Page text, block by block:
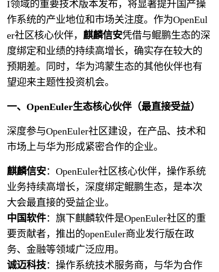
I领域的重要技术版本发布，将显著提升国产操
作系统的产业地位和市场关注度。作为OpenEul
er社区核心伙伴， 麒麟信安凭借与鲲鹏生态的深
度绑定和业绩的持续高增长，确实存在较大的
预期差。同时，华为鸿蒙生态的其他伙伴也有
望迎来主题性投资机会。
一、OpenEuler生态核心伙伴（最直接受益）
深度参与OpenEuler社区建设，在产品、技术和
市场上与华为形成紧密合作的企业。
麒麟信安：OpenEuler社区核心伙伴，操作系统
业务持续高增长，深度绑定鲲鹏生态，是本次
大会最直接的受益企业。
中国软件：旗下麒麟软件是OpenEuler社区的重
要贡献者，推出的openEuler商业发行版在政
务、金融等领域广泛应用。
诚迈科技：操作系统技术服务商，与华为合作